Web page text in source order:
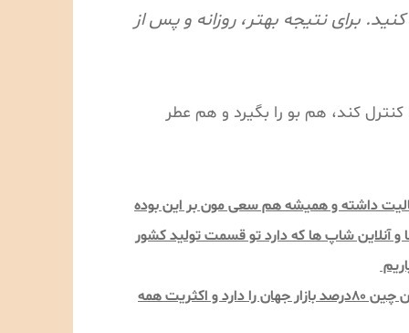
کنید. برای نتیجه بهتر، روزانه و پس از
را کنترل کند، هم بو را بگیرد و هم عطر
فعالیت داشته و همیشه هم سعی مون بر این بوده
و آنلاین شاپ ها که دارد تو قسمت تولید کشور
یک نکته اینکه میگیم تولید چین خدای نکرده به معنای بی کیفیت بودن و بد بودن محصولات نیست همه هم می دانید الان چین 80درصد بازار جهان را دارد و اکثریت همه